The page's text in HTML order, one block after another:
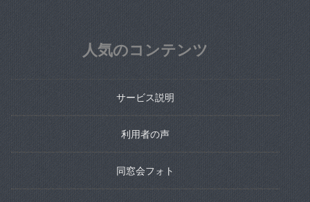
人気のコンテンツ
サービス説明
利用者の声
同窓会フォト